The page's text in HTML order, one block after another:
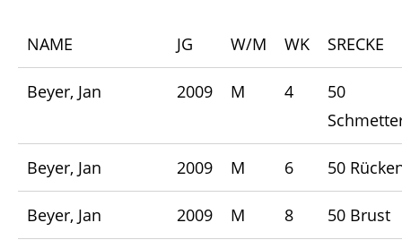
NAME JG W/M WK SRECKE
Beyer, Jan 2009 M 4
50
Beyer, Jan 2009 M 6 50
Beyer, Jan 2009 M 8 50 Brust